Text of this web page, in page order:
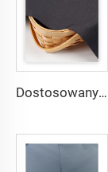
Dostosowany materiał TR o lekkiej wadze, wygodny w użyciu dla mieszkańców Środkowego Wschodu w różnych kolorach, jednolity materiał twill na koszule i szaty